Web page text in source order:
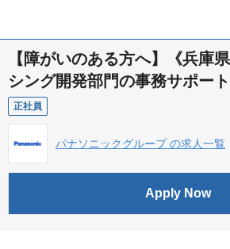
【障がいのある方へ】《兵庫
シング開発部門の事務サポート
正社員
パナソニックグループ の求人一覧
Apply Now